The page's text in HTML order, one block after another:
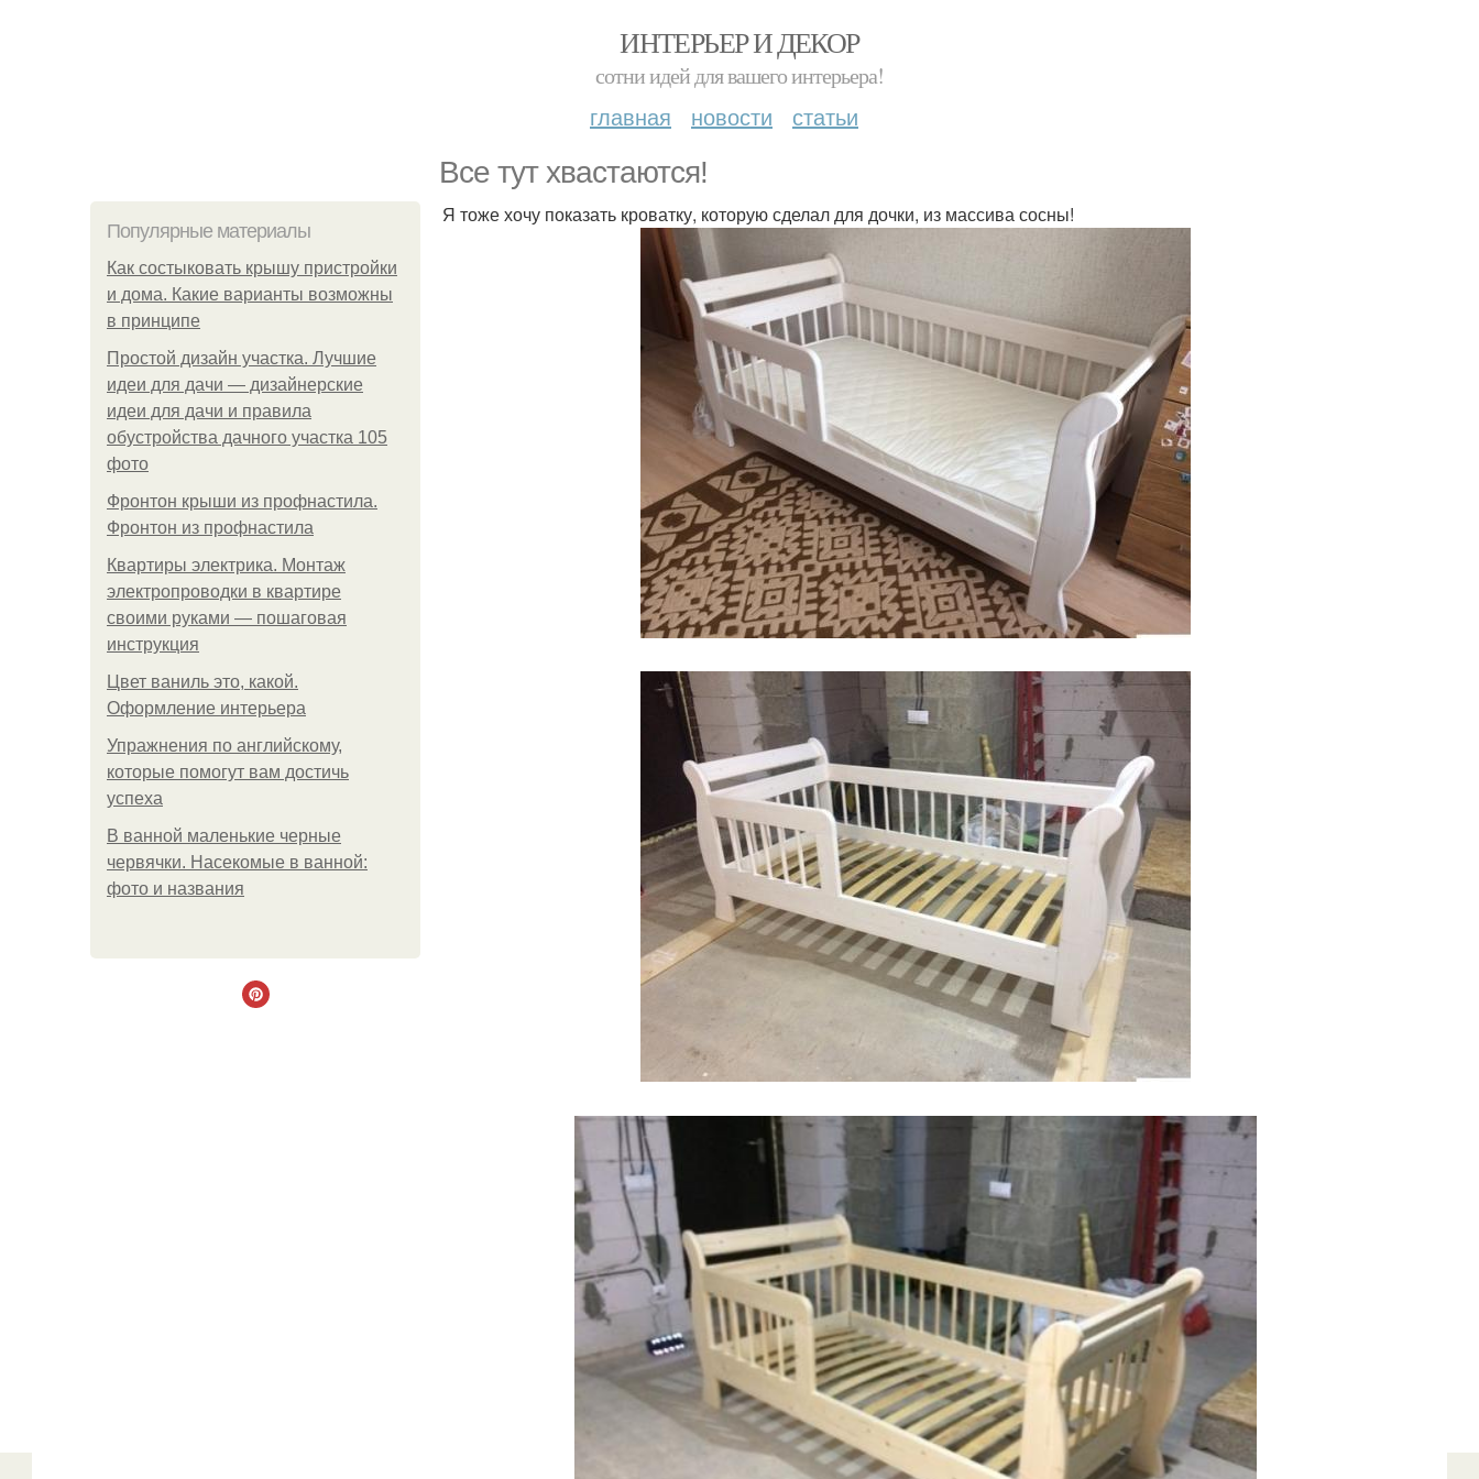
ИНТЕРЬЕР И ДЕКОР
сотни идей для вашего интерьера!
главная новости статьи
Все тут хвастаются!
Популярные материалы
Как состыковать крышу пристройки
и дома. Какие варианты возможны
в принципе
Простой дизайн участка. Лучшие
идеи для дачи — дизайнерские
идеи для дачи и правила
обустройства дачного участка 105
фото
Фронтон крыши из профнастила.
Фронтон из профнастила
Квартиры электрика. Монтаж
электропроводки в квартире
своими руками — пошаговая
инструкция
Цвет ваниль это, какой.
Оформление интерьера
Упражнения по английскому,
которые помогут вам достичь
успеха
В ванной маленькие черные
червячки. Насекомые в ванной:
фото и названия
Я тоже хочу показать кроватку, которую сделал для дочки, из массива сосны!